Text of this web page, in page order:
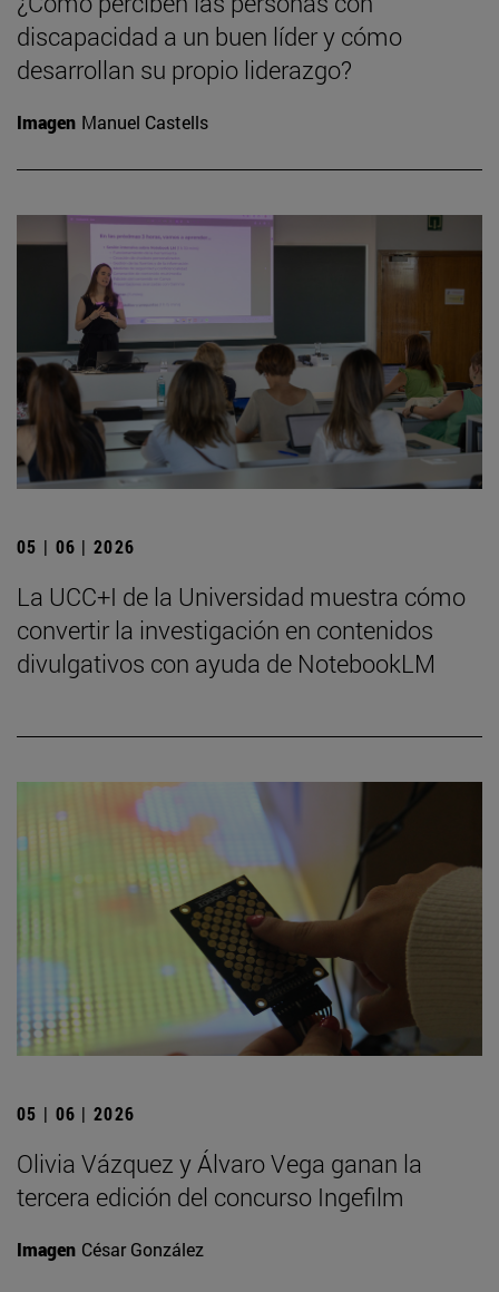
discapacidad a un buen líder y cómo
desarrollan su propio liderazgo?
Imagen Manuel Castells
05 | 06 | 2026
La UCC+I de la Universidad muestra cómo
convertir la investigación en contenidos
divulgativos con ayuda de NotebookLM
05 | 06 | 2026
Olivia Vázquez y Álvaro Vega ganan la
tercera edición del concurso Ingefilm
Imagen César González